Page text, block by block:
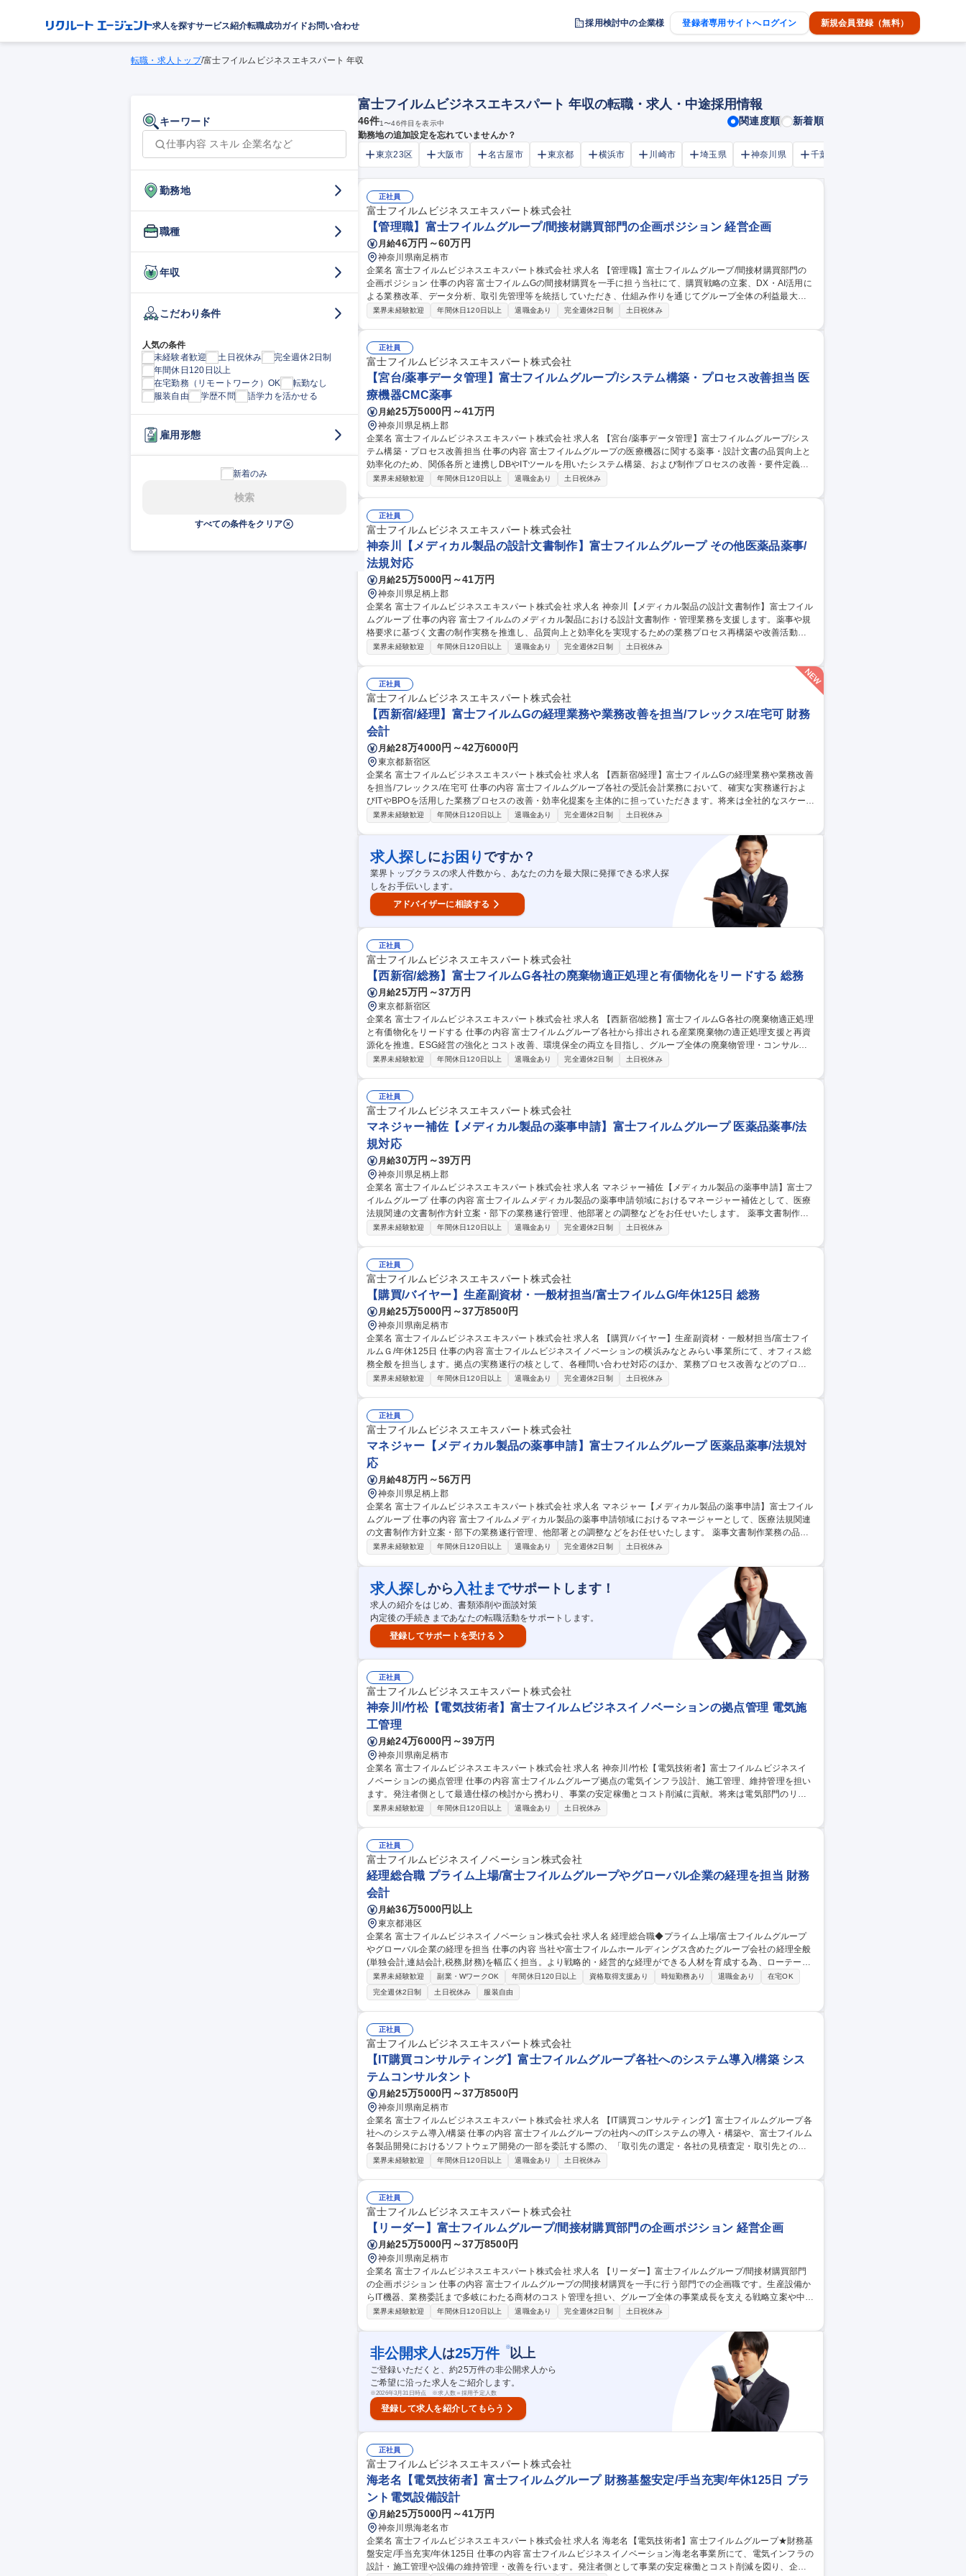
求人を探すサービス紹介転職成功ガイドお問い合わせ 採用検討中の企業様 登録者専用サイトへログイン 新規会員登録（無料）
転職・求人トップ/富士フイルムビジネスエキスパート 年収
キーワード
勤務地
職種
年収
こだわり条件
人気の条件
未経験者歓迎
土日祝休み
完全週休2日制
年間休日120日以上
在宅勤務（リモートワーク）OK
転勤なし
服装自由
学歴不問 語学力を活かせる
雇用形態
新着のみ
検索
すべての条件をクリア
富士フイルムビジネスエキスパート 年収の転職・求人・中途採用情報
46件1〜46件目を表示中 関連度順 新着順
勤務地の追加設定を忘れていませんか？
東京23区
大阪市 名古屋市 東京都 横浜市 川崎市 埼玉県 神奈川県 千葉市
正社員
富士フイルムビジネスエキスパート株式会社
【管理職】富士フイルムグループ/間接材購買部門の企画ポジション 経営企画
月給46万円～60万円
神奈川県南足柄市
企業名 富士フイルムビジネスエキスパート株式会社 求人名 【管理職】富士フイルムグループ/間接材購買部門の
企画ポジション 仕事の内容 富士フイルムGの間接材購買を一手に担う当社にて、購買戦略の立案、DX・AI活用に
よる業務改革、データ分析、取引先管理等を統括していただき、仕組み作りを通じてグループ全体の利益最大化
を図って頂きます。 ■取引先管理（評価、戦略検討、データベース運用の改善など） ■購買/調達業務関連のデータ
業界未経験歓迎 年間休日120日以上 退職金あり 完全週休2日制 土日祝休み
正社員
富士フイルムビジネスエキスパート株式会社
【宮台/薬事データ管理】富士フイルムグループ/システム構築・プロセス改善担当 医
療機器CMC薬事
月給25万5000円～41万円
神奈川県足柄上郡
企業名 富士フイルムビジネスエキスパート株式会社 求人名 【宮台/薬事データ管理】富士フイルムグループ/シス
テム構築・プロセス改善担当 仕事の内容 富士フイルムグループの医療機器に関する薬事・設計文書の品質向上と
効率化のため、関係各所と連携しDBやITツールを用いたシステム構築、および制作プロセスの改善・要件定義な
どを主体的に担います。 【主要業務】 ■グループ関係者のニーズ把握とシステム要件定義 ■データベースや各種IT
セス改善担当
業界未経験歓迎 年間休日120日以上 退職金あり 土日祝休み
正社員
富士フイルムビジネスエキスパート株式会社
神奈川【メディカル製品の設計文書制作】富士フイルムグループ その他医薬品薬事/
法規対応
月給25万5000円～41万円
神奈川県足柄上郡
企業名 富士フイルムビジネスエキスパート株式会社 求人名 神奈川【メディカル製品の設計文書制作】富士フイル
ムグループ 仕事の内容 富士フイルムのメディカル製品における設計文書制作・管理業務を支援します。薬事や規
格要求に基づく文書の制作実務を推進し、品質向上と効率化を実現するための業務プロセス再構築や改善活動を
牽引いただきます。 ■薬事・規格要求に基づくメディカル製品の設計文書制作および実務の推進 ■設計文書に関わ
る各部門や関係者との調整・対話 ※富士フイルムの宮台開発センター内（神奈川県開成町）に常駐し、グループ
の商品・技術開発の効率的な運営をサポートします。 募集職種 神奈川【メディカル製品の設計文書制作】富士フ
イルムグループ
業界未経験歓迎 年間休日120日以上 退職金あり 完全週休2日制 土日祝休み
正社員
富士フイルムビジネスエキスパート株式会社
【西新宿/経理】富士フイルムGの経理業務や業務改善を担当/フレックス/在宅可 財務
会計
月給28万4000円～42万6000円
東京都新宿区
企業名 富士フイルムビジネスエキスパート株式会社 求人名 【西新宿/経理】富士フイルムGの経理業務や業務改善
を担当/フレックス/在宅可 仕事の内容 富士フイルムグループ各社の受託会計業務において、確実な実務遂行およ
びITやBPOを活用した業務プロセスの改善・効率化提案を主体的に担っていただきます。将来は全社的なスケール
の業務にも挑戦可能です。 【主要業務一覧】 ■固定資産、一般会計、税務、出納業務の正確な遂行およびBPO管
サルテーション ■業務プロセスの改善・効率化・自動化の提案と遂行 ■ERP刷新、資本再編、シェアード拡大など
の全社プロジェクト対応 募集職種 【西新宿/経理】富士フイルムGの経理業務や業務改善を担当/フレックス/在宅
可
業界未経験歓迎 年間休日120日以上 退職金あり 完全週休2日制 土日祝休み
求人探しにお困り ですか？
業界トップクラスの求人件数から、あなたの力を最大限に発揮できる求人探
しをお手伝いします。
アドバイザーに相談する
正社員
富士フイルムビジネスエキスパート株式会社
【西新宿/総務】富士フイルムG各社の廃棄物適正処理と有価物化をリードする 総務
月給25万円～37万円
東京都新宿区
企業名 富士フイルムビジネスエキスパート株式会社 求人名 【西新宿/総務】富士フイルムG各社の廃棄物適正処理
と有価物化をリードする 仕事の内容 富士フイルムグループ各社から排出される産業廃棄物の適正処理支援と再資
源化を推進。ESG経営の強化とコスト改善、環境保全の両立を目指し、グループ全体の廃棄物管理・コンサルテ
ィング業務を担います。 【詳細】 ■産業廃棄物処理委託先の選定・契約支援・現地監査の実施 ■マテリアルリサイ
処理と有価物化をリードする
業界未経験歓迎 年間休日120日以上 退職金あり 完全週休2日制 土日祝休み
正社員
富士フイルムビジネスエキスパート株式会社
マネジャー補佐【メディカル製品の薬事申請】富士フイルムグループ 医薬品薬事/法
規対応
月給30万円～39万円
神奈川県足柄上郡
企業名 富士フイルムビジネスエキスパート株式会社 求人名 マネジャー補佐【メディカル製品の薬事申請】富士フ
イルムグループ 仕事の内容 富士フイルムメディカル製品の薬事申請領域におけるマネージャー補佐として、医療
法規関連の文書制作方針立案・部下の業務遂行管理、他部署との調整などをお任せいたします。 薬事文書制作業
務の品質向上と効率化に向け、富士フイルム薬事部門および設計部門と協力して、各種業務改善をおこなってい
事申請】富士フイルムグループ
業界未経験歓迎 年間休日120日以上 退職金あり 完全週休2日制 土日祝休み
正社員
富士フイルムビジネスエキスパート株式会社
【購買/バイヤー】生産副資材・一般材担当/富士フイルムG/年休125日 総務
月給25万5000円～37万8500円
神奈川県南足柄市
企業名 富士フイルムビジネスエキスパート株式会社 求人名 【購買/バイヤー】生産副資材・一般材担当/富士フイ
ルムＧ/年休125日 仕事の内容 富士フイルムビジネスイノベーションの横浜みなとみらい事業所にて、オフィス総
務全般を担当します。拠点の実務遂行の核として、各種問い合わせ対応のほか、業務プロセス改善などのプロジ
ェクトにも参画します。 【詳細】 ■グループ各社の担当者との商材（充填ガス、工具、消耗品等）に関する仕様
イヤー】生産副資材・一般材担当/富士フイルムＧ/年休125日
業界未経験歓迎 年間休日120日以上 退職金あり 完全週休2日制 土日祝休み
正社員
富士フイルムビジネスエキスパート株式会社
マネジャー【メディカル製品の薬事申請】富士フイルムグループ 医薬品薬事/法規対
応
月給48万円～56万円
神奈川県足柄上郡
企業名 富士フイルムビジネスエキスパート株式会社 求人名 マネジャー【メディカル製品の薬事申請】富士フイル
ムグループ 仕事の内容 富士フイルムメディカル製品の薬事申請領域におけるマネージャーとして、医療法規関連
の文書制作方針立案・部下の業務遂行管理、他部署との調整などをお任せいたします。 薬事文書制作業務の品質
向上と効率化に向け、富士フイルム薬事部門および設計部門と協力して、各種業務改善をおこなっていただきま
フイルムグループ
業界未経験歓迎 年間休日120日以上 退職金あり 完全週休2日制 土日祝休み
求人探しから 入社までサポートします！
求人の紹介をはじめ、書類添削や面談対策
内定後の手続きまであなたの転職活動をサポートします。
登録してサポートを受ける
正社員
富士フイルムビジネスエキスパート株式会社
神奈川/竹松【電気技術者】富士フイルムビジネスイノベーションの拠点管理 電気施
工管理
月給24万6000円～39万円
神奈川県南足柄市
企業名 富士フイルムビジネスエキスパート株式会社 求人名 神奈川/竹松【電気技術者】富士フイルムビジネスイ
ノベーションの拠点管理 仕事の内容 富士フイルムグループ拠点の電気インフラ設計、施工管理、維持管理を担い
ます。発注者側として最適仕様の検討から携わり、事業の安定稼働とコスト削減に貢献。将来は電気部門のリー
ダーとしての活躍を期待します。 【詳細】 ■電気設備維持管理・導入計画の策定・提案・実行 ■工事仕様書の作
業界未経験歓迎 年間休日120日以上 退職金あり 土日祝休み
正社員
富士フイルムビジネスイノベーション株式会社
経理総合職 プライム上場/富士フイルムグループやグローバル企業の経理を担当 財務
会計
月給36万5000円以上
東京都港区
企業名 富士フイルムビジネスイノベーション株式会社 求人名 経理総合職◆プライム上場/富士フイルムグループ
やグローバル企業の経理を担当 仕事の内容 当社や富士フイルムホールディングス含めたグループ会社の経理全般
(単独会計,連結会計,税務,財務)を幅広く担当。より戦略的・経営的な経理ができる人材を育成する為、ローテーシ
ョンにより経験を積んで頂きます。 [業務例]●当社単独業務:単独決算,国内関連会社のシェアード業務 ◇決算全般
◇会社法計算書類等の情報開示 ●グループ会社への出向含めた業務:連結,税務,財務 ◇連結財務諸表/連結決算書作
成 ◇事業報告書等の情報開示 ◇会計方針策定,国内外グループ会社の決算支援/管理 ◇法人税(グループ通算)/消費
税等税務申告・決算関連 ◇国際税務関連(移転価格税制対応等) ◇連結キャッシュマネジメント(資金繰り,CMSの
構築/管理, 募集職種 経理総合職◆プライム上場/富士フイルムグループやグローバル企業の経理を担当
業界未経験歓迎 副業・WワークOK 年間休日120日以上 資格取得支援あり 時短勤務あり 退職金あり
在宅OK
完全週休2日制
土日祝休み 服装自由
正社員
富士フイルムビジネスエキスパート株式会社
【IT購買コンサルティング】富士フイルムグループ各社へのシステム導入/構築 シス
テムコンサルタント
月給25万5000円～37万8500円
神奈川県南足柄市
企業名 富士フイルムビジネスエキスパート株式会社 求人名 【IT購買コンサルティング】富士フイルムグループ各
社へのシステム導入/構築 仕事の内容 富士フイルムグループの社内へのITシステムの導入・構築や、富士フイルム
各製品開発におけるソフトウェア開発の一部を委託する際の、「取引先の選定・各社の見積査定・取引先との価
格交渉」などをお任せします。 【具体的には】 ・ITシステムに関する見積仕様書の確認/依頼者との打合せ、見積
業界未経験歓迎 年間休日120日以上 退職金あり 土日祝休み
正社員
富士フイルムビジネスエキスパート株式会社
【リーダー】富士フイルムグループ/間接材購買部門の企画ポジション 経営企画
月給25万5000円～37万8500円
神奈川県南足柄市
企業名 富士フイルムビジネスエキスパート株式会社 求人名 【リーダー】富士フイルムグループ/間接材購買部門
の企画ポジション 仕事の内容 富士フイルムグループの間接材購買を一手に行う部門での企画職です。生産設備か
らIT機器、業務委託まで多岐にわたる商材のコスト管理を担い、グループ全体の事業成長を支える戦略立案や中核
業務に携わります。 取引先管理システムの運営では、数千件のサプライヤーを対象とした優良企業のマップ策定
商材を特定し、コスト削減に向けた次期戦略の立案をサポート。あわせて、間接材購買基幹システムの運営改善
や、関連プロジェクトの推進にも携わります。現場の運用から戦略的な仕組みづくりまで、幅広く担うポジショ
ンです。 募集職種 【リーダー】富士フイルムグループ/間接材購買部門の企画ポジション
業界未経験歓迎 年間休日120日以上 退職金あり 完全週休2日制 土日祝休み
非公開求人 は25万件 ※以上
ご登録いただくと、約25万件の非公開求人から
ご希望に沿った求人をご紹介します。
※2026年3月31日時点 ※求人数＝採用予定人数
登録して求人を紹介してもらう
正社員
富士フイルムビジネスエキスパート株式会社
海老名【電気技術者】富士フイルムグループ 財務基盤安定/手当充実/年休125日 プラ
ント電気設備設計
月給25万5000円～41万円
神奈川県海老名市
企業名 富士フイルムビジネスエキスパート株式会社 求人名 海老名【電気技術者】富士フイルムグループ★財務基
盤安定/手当充実/年休125日 仕事の内容 富士フイルムビジネスイノベーション海老名事業所にて、電気インフラの
設計・施工管理や設備の維持管理・改善を行います。発注者側として事業の安定稼働とコスト削減を図り、企業